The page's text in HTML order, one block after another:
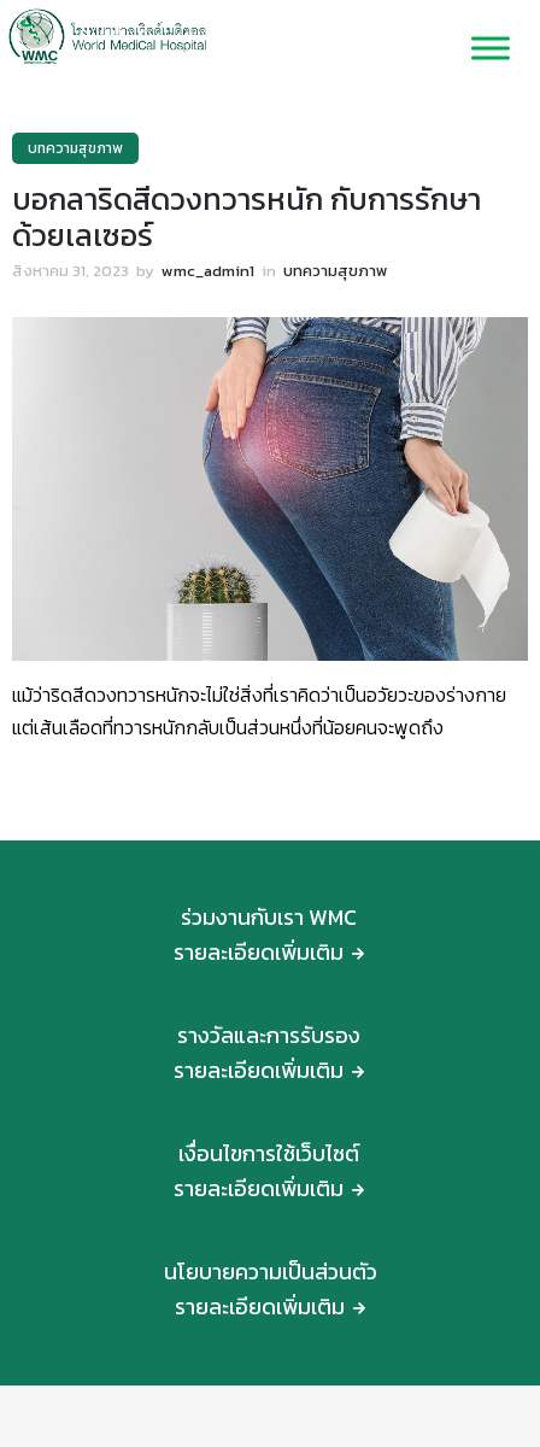
บทความสุขภาพ
บอกลาริดสีดวงทวารหนัก กับการรักษา
ด้วยเลเซอร์
สิงหาคม 31, 2023 by wmc_admin1 in บทความสุขภาพ
แม้ว่าริดสีดวงทวารหนักจะไม่ใช่สิ่งที่เราคิดว่าเป็นอวัยวะของร่างกาย
แต่เส้นเลือดที่ทวารหนักกลับเป็นส่วนหนึ่งที่น้อยคนจะพูดถึง
ร่วมงานกับเรา WMC
รายละเอียดเพิ่มเติม
รางวัลและการรับรอง
รายละเอียดเพิ่มเติม
เงื่อนไขการใช้เว็บไซต์
รายละเอียดเพิ่มเติม
นโยบายความเป็นส่วนตัว
รายละเอียดเพิ่มเติม